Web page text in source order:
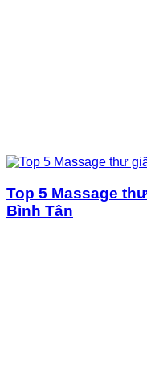
Top 5 Massage
Bình Tân